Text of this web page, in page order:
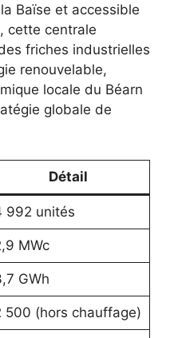
Baïse et accessible
cette centrale
friches industrielles
renouvelable,
locale du Béarn
globale de
Détail
992 unités
MWc
GWh
500 (hors chauffage)